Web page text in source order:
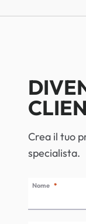
Crea il tuo
specialista.
Nome